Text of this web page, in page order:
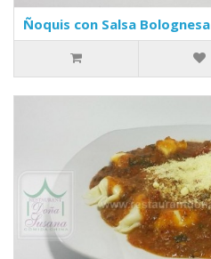
Ñoquis con Salsa Bolognesa